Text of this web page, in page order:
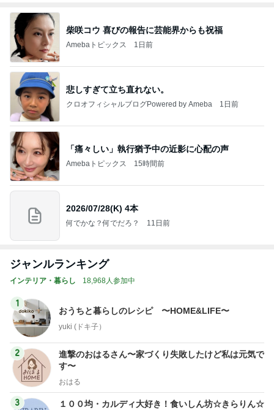
柴咲コウ 喜びの報告に芸能界からも祝福
Amebaトピックス 1日前
悲しすぎて立ち直れない。
クロオフィシャルブログPowered by Ameba 1日前
「痛々しい」執行猶予中の近影に心配の声
Amebaトピックス 15時間前
2026/07/28(K) 4本
何でかな？何でだろ？ 11日前
ジャンルランキング
インテリア・暮らし 18,968人参加中
1
おうちと暮らしのレシピ 〜HOME&LIFE〜
yuki (ドキ子）
2
進撃のおはるさん〜家づくり失敗したけど私は元気で
す〜
おはる
3
１００均・カルディ大好き！食いしん坊☆きらりん☆